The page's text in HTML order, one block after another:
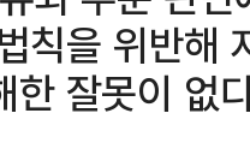
칙을 위반해
한 잘못이 없